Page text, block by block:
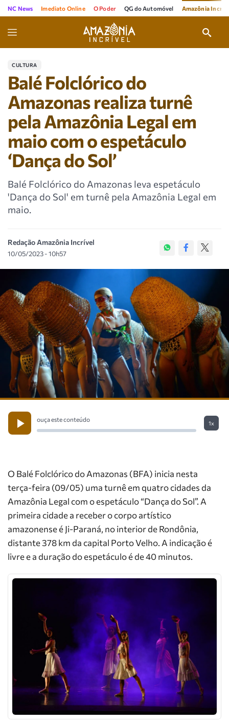
NC News Imediato Online O Poder QG do Automóvel Amazônia
CULTURA
Balé Folclórico do
Amazonas realiza turnê
pela Amazônia Legal em
maio com o espetáculo
‘Dança do Sol’
Balé Folclórico do Amazonas leva espetáculo
'Dança do Sol' em turnê pela Amazônia Legal em
maio.
Redação Amazônia Incrível
10/05/2023 - 10h57
ouça este conteúdo
1x
O Balé Folclórico do Amazonas (BFA) inicia nesta
terça-feira (09/05) uma turnê em quatro cidades da
Amazônia Legal com o espetáculo “Dança do Sol”. A
primeira cidade a receber o corpo artístico
amazonense é Ji-Paraná, no interior de Rondônia,
distante 378 km da capital Porto Velho. A indicação é
livre e a duração do espetáculo é de 40 minutos.